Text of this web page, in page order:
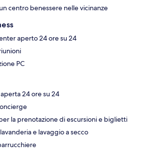
centro benessere nelle vicinanze
aperto 24 ore su 24
PC
24 ore su 24
la prenotazione di escursioni e biglietti
e lavaggio a secco